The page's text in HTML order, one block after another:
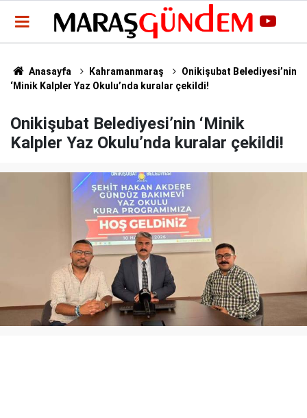
Anasayfa Kahramanmaraş
Onikişubat Belediyesi’nin
‘Minik Kalpler Yaz Okulu’nda kuralar çekildi!
Onikişubat Belediyesi’nin ‘Minik
Kalpler Yaz Okulu’nda kuralar çekildi!